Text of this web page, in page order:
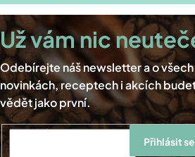
Přihlásit se